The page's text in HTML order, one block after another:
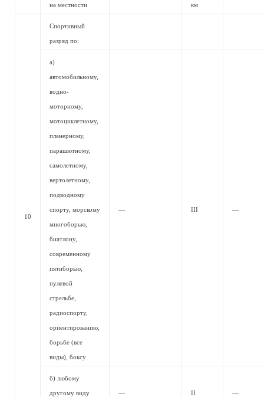
на местности км
10
Спортивный
разряд по:
а)
автомобильному,
водно-
моторному,
мотоциклетному,
планерному,
парашютному,
самолетному,
вертолетному,
подводному
спорту, морскому
многоборью,
биатлону,
современному
пятиборью,
пулевой
стрельбе,
радиоспорту,
ориентированию,
борьбе (все
виды), боксу
— III —
б) любому
другому виду — II —